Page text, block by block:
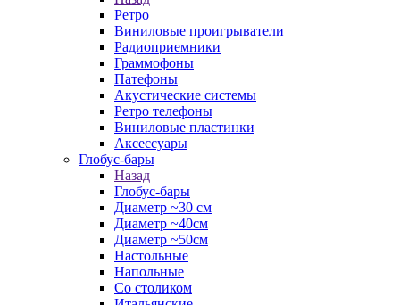
Ретро
Виниловые проигрыватели
Радиоприемники
Граммофоны
Патефоны
Акустические системы
Ретро телефоны
Виниловые пластинки
Аксессуары
Глобус-бары
Назад
Глобус-бары
Диаметр ~30 см
Диаметр ~40см
Диаметр ~50см
Настольные
Напольные
Со столиком